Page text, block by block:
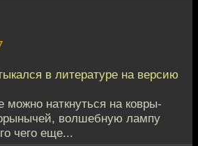
в литературе на версию
можно наткнуться на ковры-
волшебную лампу
чего еще...